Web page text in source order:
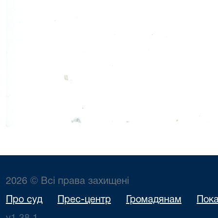
2026 © Всі права захищені
Про суд Прес-центр Громадянам